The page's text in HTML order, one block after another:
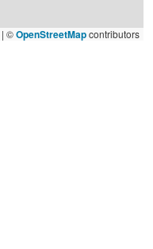
| ©OpenStreetMapcontributors